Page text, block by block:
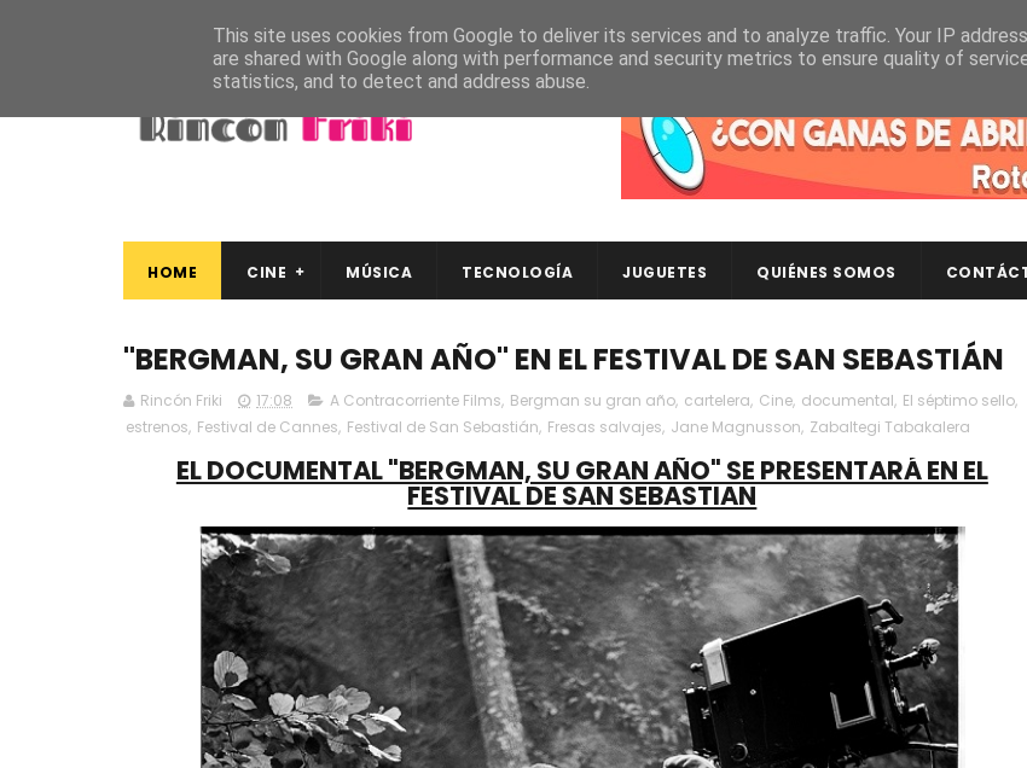
HOME CINE MÚSICA TECNOLOGÍA JUGUETES QUIÉNES SOMOS
"BERGMAN, SU GRAN AÑO" EN EL FESTIVAL DE SAN SEBASTIÁN
Rincón Friki 17:08 A Contracorriente Films, Bergman su gran año, cartelera, Cine, documental, El séptimo sello,
estrenos, Festival de Cannes, Festival de San Sebastián, Fresas salvajes, Jane Magnusson, Zabaltegi Tabakalera
EL DOCUMENTAL "BERGMAN, SU GRAN AÑO" SE PRESENTARÁ EN EL
FESTIVAL DE SAN SEBASTIAN
This site uses cookies from Google to deliver its services and to analyze traffic. Your IP
are shared with Google along with performance and security metrics to ensure quality of
statistics, and to detect and address abuse.